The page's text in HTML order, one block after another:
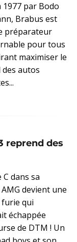
1977 par Bodo
Brabus est
préparateur
pour tous
maximiser le
autos
reprend des
C dans sa
devient une
qui
échappée
de DTM ! Un